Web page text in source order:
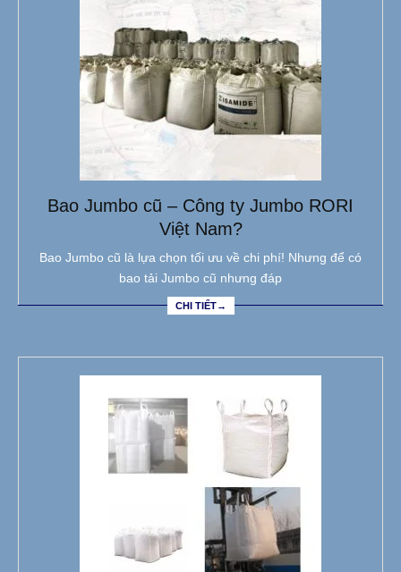
Bao Jumbo cũ – Công ty Jumbo RORI
Việt Nam?
Bao Jumbo cũ là lựa chọn tối ưu về chi phí! Nhưng để có
bao tải Jumbo cũ nhưng đáp
CHI TIẾT→